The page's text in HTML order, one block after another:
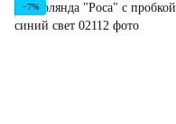
−7%